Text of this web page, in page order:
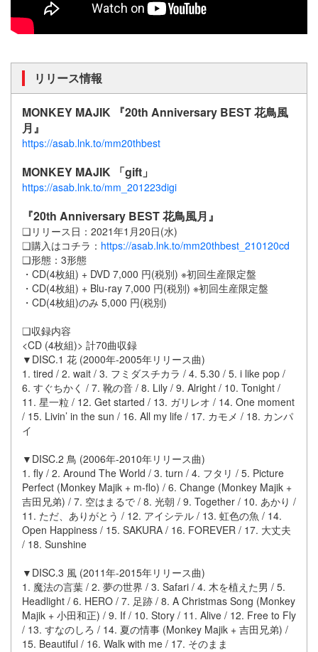
リリース情報
MONKEY MAJIK 『20th Anniversary BEST 花鳥風
月』
https://asab.lnk.to/mm20thbest
MONKEY MAJIK 「gift」
https://asab.lnk.to/mm_201223digi
『20th Anniversary BEST 花鳥風月』
❑リリース日：2021年1月20日(水)
❑購入はコチラ： https://asab.lnk.to/mm20thbest_210120cd
❑形態：3形態
・CD(4枚組) + DVD 7,000 円(税別) ※初回生産限定盤
・CD(4枚組) + Blu-ray 7,000 円(税別) ※初回生産限定盤
・CD(4枚組)のみ 5,000 円(税別)
❑収録内容
<CD (4枚組)> 計70曲収録
▼DISC.1 花 (2000年-2005年リリース曲)
1. tired / 2. wait / 3. フミダスチカラ / 4. 5.30 / 5. i like pop /
6. すぐちかく / 7. 靴の音 / 8. Lily / 9. Alright / 10. Tonight /
11. 星一粒 / 12. Get started / 13. ガリレオ / 14. One moment
/ 15. Livin’ in the sun / 16. All my life / 17. カモメ / 18. カンパ
イ
▼DISC.2 鳥 (2006年-2010年リリース曲)
1. fly / 2. Around The World / 3. turn / 4. フタリ / 5. Picture
Perfect (Monkey Majik + m-flo) / 6. Change (Monkey Majik +
吉田兄弟) / 7. 空はまるで / 8. 光朝 / 9. Together / 10. あかり /
11. ただ、ありがとう / 12. アイシテル / 13. 虹色の魚 / 14.
Open Happiness / 15. SAKURA / 16. FOREVER / 17. 大丈夫
/ 18. Sunshine
▼DISC.3 風 (2011年-2015年リリース曲)
1. 魔法の言葉 / 2. 夢の世界 / 3. Safari / 4. 木を植えた男 / 5.
Headlight / 6. HERO / 7. 足跡 / 8. A Christmas Song (Monkey
Majik + 小田和正) / 9. If / 10. Story / 11. Alive / 12. Free to Fly
/ 13. すなのしろ / 14. 夏の情事 (Monkey Majik + 吉田兄弟) /
15. Beautiful / 16. Walk with me / 17. そのまま